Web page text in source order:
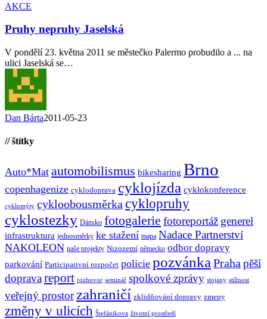
AKCE
Pruhy nepruhy Jaselská
V pondělí 23. května 2011 se městečko Palermo probudilo a ... na
ulici Jaselská se…
Dan Bárta2011-05-23
// štítky
Auto*Mat automobilismus bikesharing Brno
copenhagenize cyklodoprava cyklojízda cyklokonference
cyklomýty cykloobousměrka cyklopruhy
cyklostezky Dánsko fotogalerie fotoreportáž generel
infrastruktura jednosměrky ke stažení mapa Nadace Partnerství
NAKOLEON naše projekty Nizozemí německo odbor dopravy
parkování Participativní rozpočet policie pozvánka Praha pěší
dopravareport rozhovor seminář spolkové zprávy stojany stížnost
veřejný prostor zahraničí zklidňování dopravy zmeny
změny v ulicích Štefánikova životní prostředí